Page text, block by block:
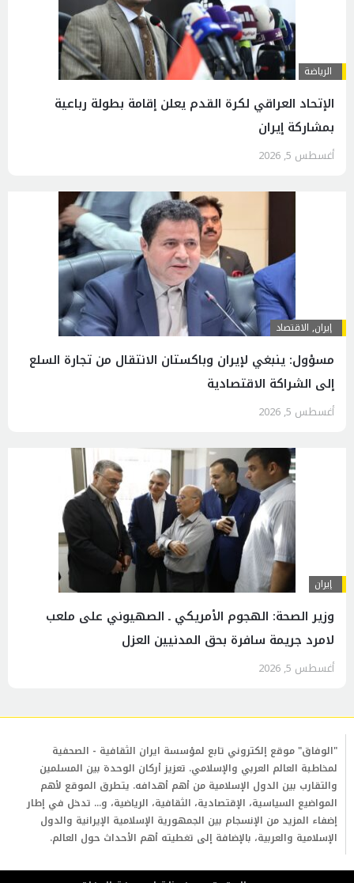
الرياضة
الإتحاد العراقي لكرة القدم يعلن إقامة بطولة رباعية
بمشاركة إيران
أغسطس 5, 2026
إيران, الاقتصاد
مسؤول: ينبغي لإيران وباكستان الانتقال من تجارة السلع
إلى الشراكة الاقتصادية
أغسطس 5, 2026
إيران
وزير الصحة: الهجوم الأمريكي ـ الصهيوني على ملعب
لامرد جريمة سافرة بحق المدنيين العزل
أغسطس 5, 2026
"الوفاق" موقع إلكتروني تابع لمؤسسة ايران الثقافية - الصحفية
لمخاطبة العالم العربي والإسلامي. تعزيز أركان الوحدة بين المسلمين
والتقارب بين الدول الإسلامية من أهم أهدافه. يتطرق الموقع لأهم
المواضيع السياسية، الإقتصادية، الثقافية، الرياضية، و... تدخل في إطار
إضفاء المزيد من الإنسجام بين الجمهورية الإسلامية الإيرانية والدول
الإسلامية والعربية، بالإضافة إلى تغطيته أهم الأحداث حول العالم.